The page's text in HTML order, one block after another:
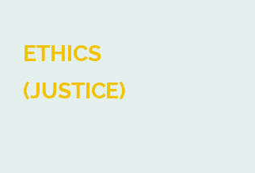
ETHICS
(JUSTICE)